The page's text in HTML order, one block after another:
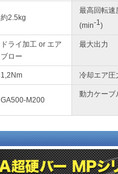
約2.5kg
最高回転速
(min-1)
ドライ加工 or エア
ブロー
最大出力
1,2Nm 冷却エア圧
GA500-M200
動力ケーブ